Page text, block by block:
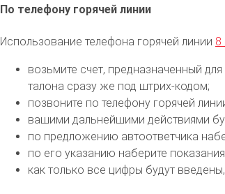
По телефону горячей линии
Использование телефона горячей линии 8
возьмите счет, предназначенный
талона сразу же под штрих-кодом;
позвоните по телефону горячей
вашими дальнейшими действиями
по предложению автоответчика
по его указанию наберите показания
как только все цифры будут